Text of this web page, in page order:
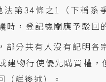
第34條之1（下稱系
時，登記機關應予駁回
部分共有人沒有記明各
建物行使優先購買權
詳後述）。